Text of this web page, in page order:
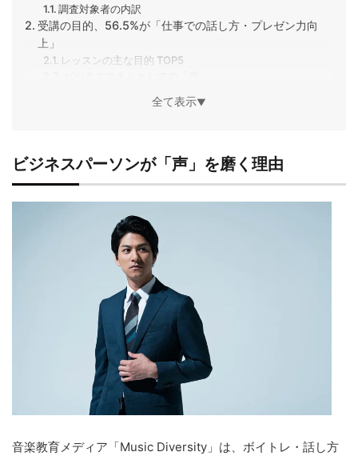
調査対象者の内訳
受講の目的、56.5%が「仕事での話し方・プレゼン力向
上」
レッスンの主な目的 TOP5
受講前の最多の悩みは「よく聞き返される」、46.1%が経
「聞き返される」ストレス
緊張による声の震えも4割が経験
受講後の意外な効果 TOP5
メンタル面での大きな変化
ビジネス上の具体的な成果も
オンライン会議での変化
職場でのストレス軽減も
受講形式は「大手ボーカルスクールの話し方コース」が最
受講したレッスン形式
大手ボーカルスクールが選ばれる理由
専門セミナーも人気
オンラインレッスンはまだ少数派
まとめ：声のトレーニングは「ビジネススキル」かつ「自
調査から見えた4つのポイント
Music Diversityでは声に関する情報を発信
全て表示▼
ビジネスパーソンが「声」を磨く理由
音楽教育メディア「Music Diversity」は、ボイトレ・話し方